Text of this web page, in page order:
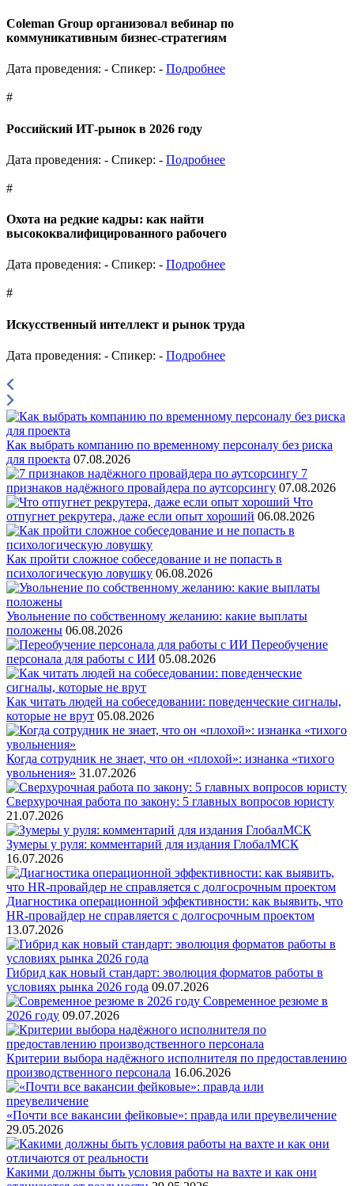
Coleman Group организовал вебинар по
коммуникативным бизнес-стратегиям
Дата проведения: - Спикер: - Подробнее
#
Российский ИТ-рынок в 2026 году
Дата проведения: - Спикер: - Подробнее
#
Охота на редкие кадры: как найти
высококвалифицированного рабочего
Дата проведения: - Спикер: - Подробнее
#
Искусственный интеллект и рынок труда
Дата проведения: - Спикер: - Подробнее
Как выбрать компанию по временному персоналу без риска
для проекта 07.08.2026
7
признаков надёжного провайдера по аутсорсингу 07.08.2026
Что
отпугнет рекрутера, даже если опыт хороший 06.08.2026
Как пройти сложное собеседование и не попасть в
психологическую ловушку 06.08.2026
Увольнение по собственному желанию: какие выплаты
положены 06.08.2026
Переобучение
персонала для работы с ИИ 05.08.2026
Как читать людей на собеседовании: поведенческие сигналы,
которые не врут 05.08.2026
Когда сотрудник не знает, что он «плохой»: изнанка «тихого
увольнения» 31.07.2026
Сверхурочная работа по закону: 5 главных вопросов юристу
21.07.2026
Зумеры у руля: комментарий для издания ГлобалМСК
16.07.2026
Диагностика операционной эффективности: как выявить, что
HR-провайдер не справляется с долгосрочным проектом
13.07.2026
Гибрид как новый стандарт: эволюция форматов работы в
условиях рынка 2026 года 09.07.2026
Современное резюме в
2026 году 09.07.2026
Критерии выбора надёжного исполнителя по предоставлению
производственного персонала 16.06.2026
«Почти все вакансии фейковые»: правда или преувеличение
29.05.2026
Какими должны быть условия работы на вахте и как они